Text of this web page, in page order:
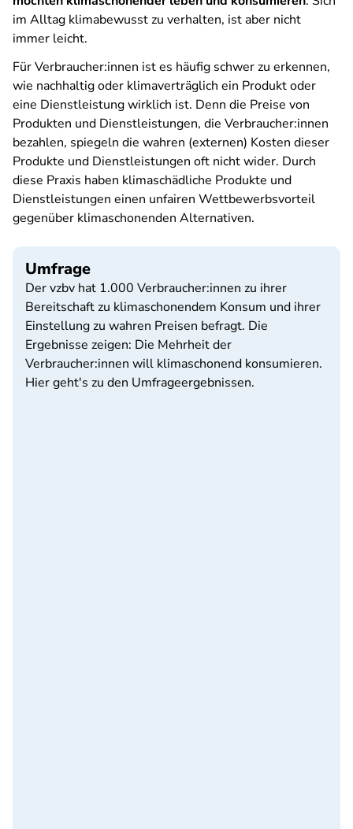
im Alltag klimabewusst zu verhalten, ist aber nicht
immer leicht.
Für Verbraucher:innen ist es häufig schwer zu erkennen,
wie nachhaltig oder klimaverträglich ein Produkt oder
eine Dienstleistung wirklich ist. Denn die Preise von
Produkten und Dienstleistungen, die Verbraucher:innen
bezahlen, spiegeln die wahren (externen) Kosten dieser
Produkte und Dienstleistungen oft nicht wider. Durch
diese Praxis haben klimaschädliche Produkte und
Dienstleistungen einen unfairen Wettbewerbsvorteil
gegenüber klimaschonenden Alternativen.
Umfrage
Der vzbv hat 1.000 Verbraucher:innen zu ihrer
Bereitschaft zu klimaschonendem Konsum und ihrer
Einstellung zu wahren Preisen befragt. Die
Ergebnisse zeigen: Die Mehrheit der
Verbraucher:innen will klimaschonend konsumieren.
Hier geht's zu den Umfrageergebnissen.